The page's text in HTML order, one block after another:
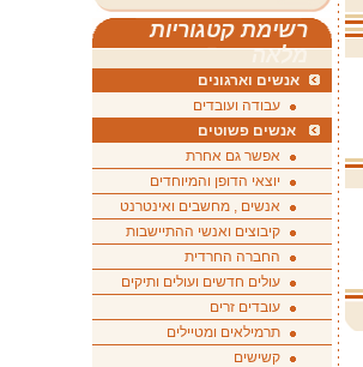
רשימת קטגוריות
מלאה
אנשים וארגונים
עבודה ועובדים
אנשים פשוטים
אפשר גם אחרת
יוצאי הדופן והמיוחדים
אנשים , מחשבים ואינטרנט
קיבוצים ואנשי ההתיישבות
החברה החרדית
עולים חדשים ועולים ותיקים
עובדים זרים
תרמילאים ומטיילים
קשישים